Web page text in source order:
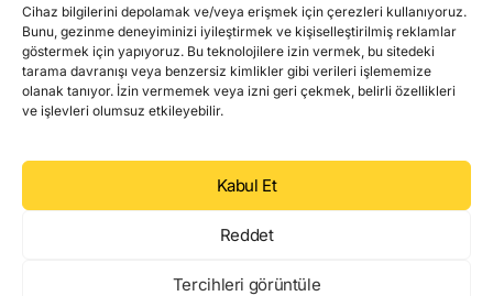
Cihaz bilgilerini depolamak ve/veya erişmek için çerezleri kullanıyoruz.
Bunu, gezinme deneyiminizi iyileştirmek ve kişiselleştirilmiş reklamlar
göstermek için yapıyoruz. Bu teknolojilere izin vermek, bu sitedeki
tarama davranışı veya benzersiz kimlikler gibi verileri işlememize
olanak tanıyor. İzin vermemek veya izni geri çekmek, belirli özellikleri
ve işlevleri olumsuz etkileyebilir.
Kabul Et
Reddet
Tercihleri görüntüle
Gaming Coinleri
RWA Coinleri
DeFi Coinleri
DePIN Coinleri
Metaverse Coinleri
Web 3.0 Coinleri
Coin Türevleri